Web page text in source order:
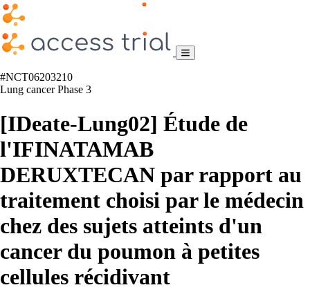
#NCT06203210
Lung cancerPhase 3
[IDeate-Lung02] Étude de
l'IFINATAMAB
DERUXTECAN par rapport au
traitement choisi par le médecin
chez des sujets atteints d'un
cancer du poumon à petites
cellules récidivant